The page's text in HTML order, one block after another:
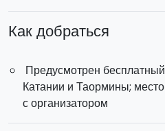
Продолжительность: с 8:30
Пеший подъем : 500 метров.
Продолжительность пешей
Обед в виде сухого пайка:
Подвоз: включен.
Как добраться
Предусмотрен
Катании и Таормины;
с организатором